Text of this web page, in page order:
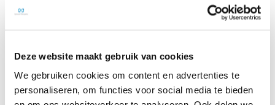
Deze website maakt gebruik van cookies
We gebruiken cookies om content en advertenties te
personaliseren, om functies voor social media te bieden
en omstreken is Optimum
Osteopathie gemakkelijk toegankelijk, waardoor
Conclusie